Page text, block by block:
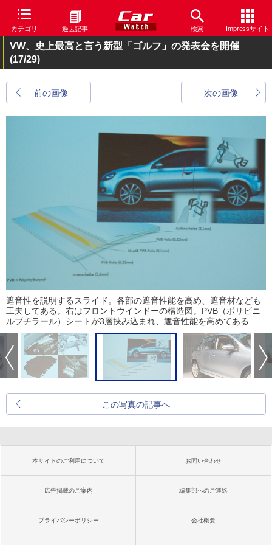
カテゴリ 過去記事 検索 Impressサイト
VW、史上最高と言う新型「ゴルフ」の発表会を開催
(17/29)
前の画像 次の画像
遮音性を説明するスライド。各部の遮音性能を高め、遮音材なども
工夫してある。右はフロントウインドーの構造図。PVB（ポリビニ
ルブチラール）シートが3層挟み込まれ、遮音性能を高めてある
この写真の記事へ
本サイトのご利用について お問い合わせ
広告掲載のご案内 編集部へのご連絡
プライバシーポリシー 会社概要